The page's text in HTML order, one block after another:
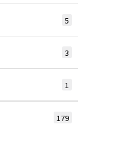
5
3
1
179